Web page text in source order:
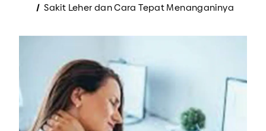
Sakit Leher dan Cara Tepat Menanganinya